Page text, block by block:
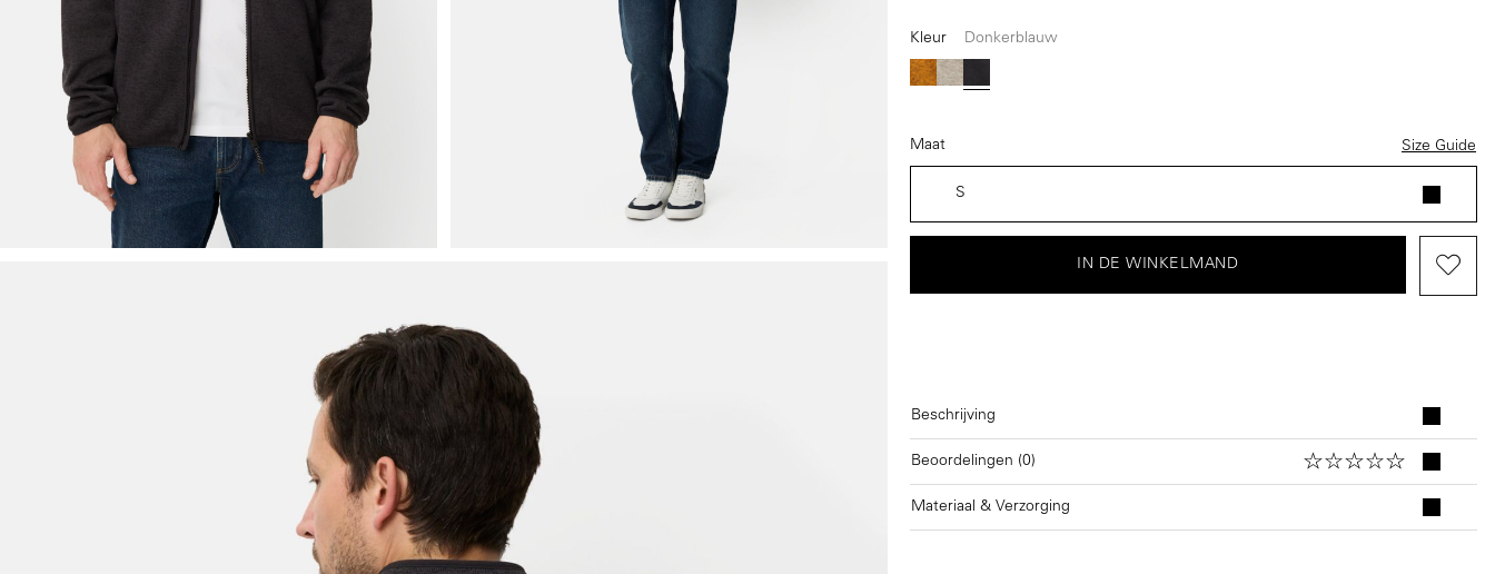
Kleur Donkerblauw
Oranje
Beige
(Deze optie is momenteel niet beschikbaar.)
Donkerblauw
Maat Size Guide
S
IN DE WINKELMAND
Beschrijving
Beoordelingen (0)
Materiaal & Verzorging